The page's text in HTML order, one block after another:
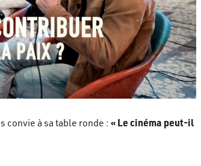
convie à sa table ronde : « Le cinéma peut-il